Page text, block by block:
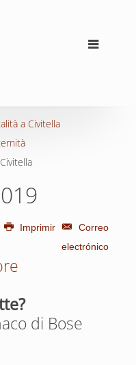
a Civitella
Imprimir
Correo
electrónico
di Bose